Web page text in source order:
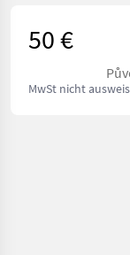
50 €
MwSt nicht